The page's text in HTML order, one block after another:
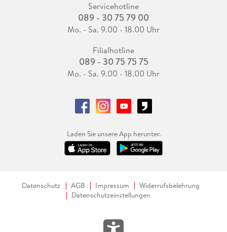
Servicehotline
089 - 30 75 79 00
Mo. - Sa. 9.00 - 18.00 Uhr
Filialhotline
089 - 30 75 75 75
Mo. - Sa. 9.00 - 18.00 Uhr
Laden Sie unsere App herunter.
Datenschutz AGB Impressum
Widerrufsbelehrung
Datenschutzeinstellungen